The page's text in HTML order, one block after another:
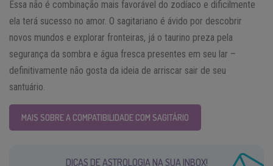
Essa não é combinação mais favorável do zodíaco e dificilmente
ela terá sucesso no amor. O sagitariano é ávido por descobrir
novos mundos e explorar fronteiras, já o taurino preza pela
segurança da sombra e água fresca presentes em seu lar –
definitivamente não gosta da ideia de arriscar sair de seu
santuário.
MAIS SOBRE A COMPATIBILIDADE COM SAGITÁRIO
DICAS DE ASTROLOGIA NA SUA INBOX!